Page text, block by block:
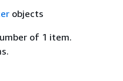
objects
of 1 item.